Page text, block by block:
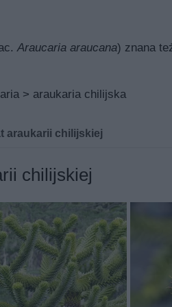
Araucaria araucana) znana
> araukaria chilijska
araukarii chilijskiej
(Araucaria
bardzo chętnie decydujemy
chilijska. Warto
i informacji, sprawdź także
charakterystyka
chilijskiej